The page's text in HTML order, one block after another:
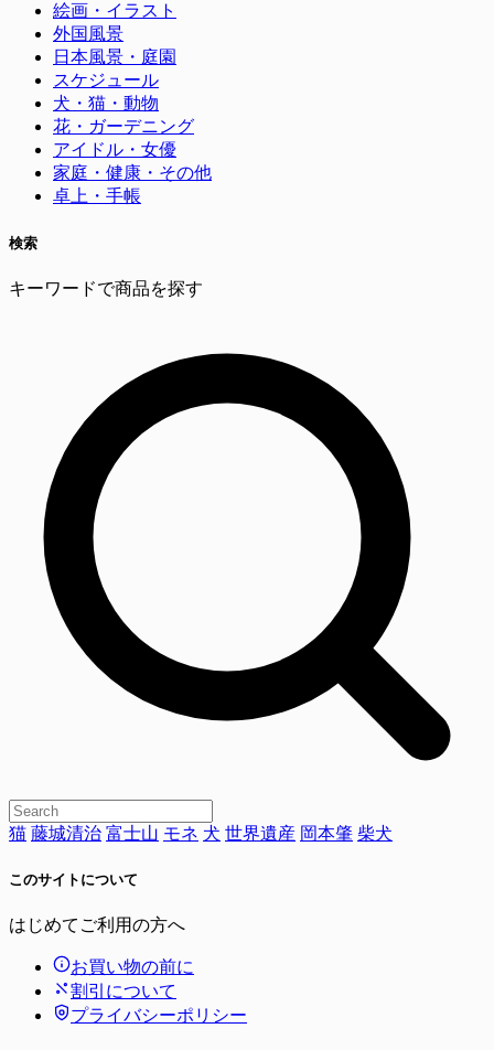
絵画・イラスト
外国風景
日本風景・庭園
スケジュール
犬・猫・動物
花・ガーデニング
アイドル・女優
家庭・健康・その他
卓上・手帳
検索
キーワードで商品を探す
猫 藤城清治 富士山 モネ 犬 世界遺産 岡本肇 柴犬
このサイトについて
はじめてご利用の方へ
お買い物の前に
割引について
プライバシーポリシー